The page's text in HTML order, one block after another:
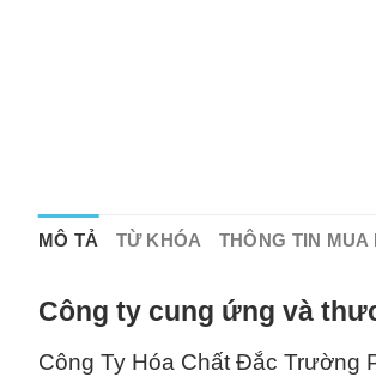
MÔ TẢ TỪ KHÓA THÔNG TIN MUA
Công ty cung ứng và
Công Ty Hóa Chất Đắc Trường